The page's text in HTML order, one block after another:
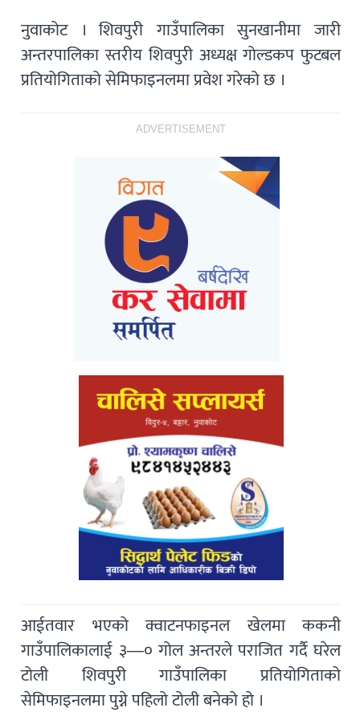
नुवाकोट । शिवपुरी गाउँपालिका सुनखानीमा जारी
अन्तरपालिका स्तरीय शिवपुरी अध्यक्ष गोल्डकप फुटबल
प्रतियोगिताको सेमिफाइनलमा प्रवेश गरेको छ ।
ADVERTISEMENT
आईतवार भएको क्वाटनफाइनल खेलमा ककनी
गाउँपालिकालाई ३—० गोल अन्तरले पराजित गर्दै घरेल
टोली शिवपुरी गाउँपालिका प्रतियोगिताको
सेमिफाइनलमा पुग्ने पहिलो टोली बनेको हो ।